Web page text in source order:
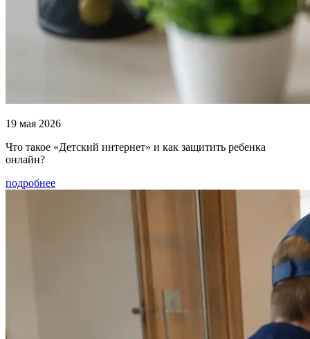
19 мая 2026
Что такое «Детский интернет» и как защитить ребенка
онлайн?
подробнее